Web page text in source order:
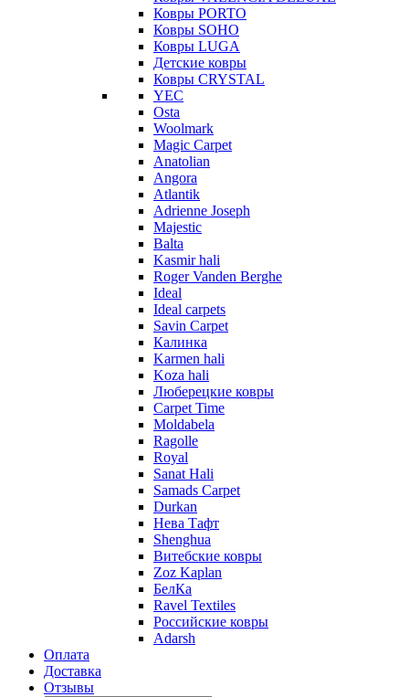
Ковры PORTO
Ковры SOHO
Ковры LUGA
Детские ковры
Ковры CRYSTAL
YEC
Osta
Woolmark
Magic Carpet
Anatolian
Angora
Atlantik
Adrienne Joseph
Majestic
Balta
Kasmir hali
Roger Vanden Berghe
Ideal
Ideal carpets
Savin Carpet
Калинка
Karmen hali
Koza hali
Люберецкие ковры
Carpet Time
Moldabela
Ragolle
Royal
Sanat Hali
Samads Carpet
Durkan
Нева Тафт
Shenghua
Витебские ковры
Zoz Kaplan
БелКа
Ravel Textiles
Российские ковры
Adarsh
Оплата
Доставка
Отзывы